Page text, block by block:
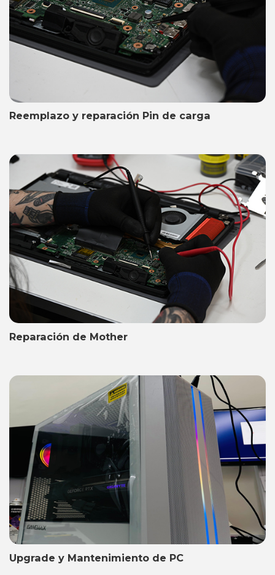
Reemplazo y reparación Pin de carga
Reparación de Mother
Upgrade y Mantenimiento de PC